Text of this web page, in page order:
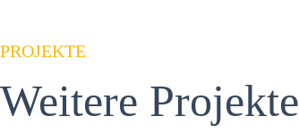
PROJEKTE
Weitere Projekte